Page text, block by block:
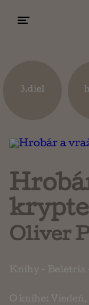
3.diel
krypte
Oliver
Knihy - Beletria
O knihe: Viedeň,